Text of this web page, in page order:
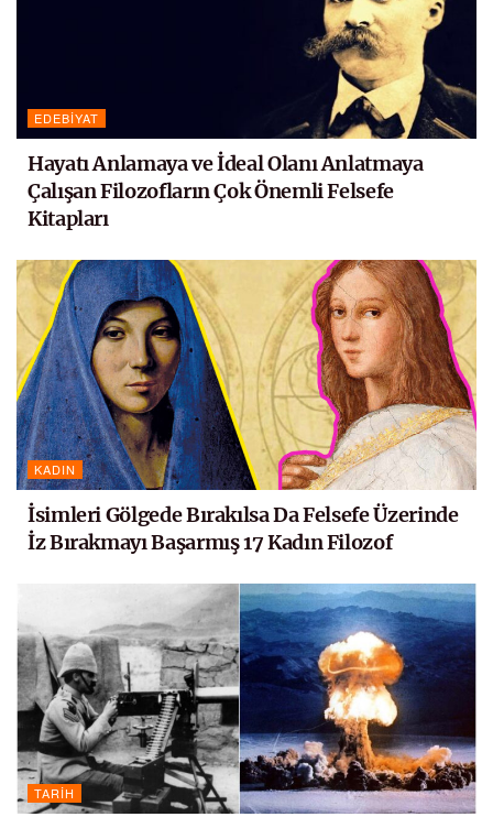
EDEBIYAT
Hayatı Anlamaya ve İdeal Olanı Anlatmaya
Çalışan Filozofların Çok Önemli Felsefe
Kitapları
KADIN
İsimleri Gölgede Bırakılsa Da Felsefe Üzerinde
İz Bırakmayı Başarmış 17 Kadın Filozof
TARIH